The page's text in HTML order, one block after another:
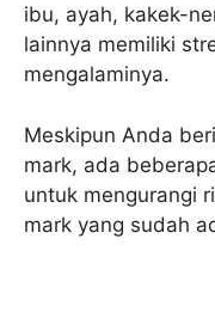
ibu, ayah, kakek-
lainnya memiliki
mengalaminya.
Meskipun Anda
mark, ada
untuk mengurangi
mark yang sudah